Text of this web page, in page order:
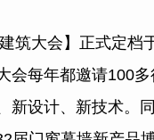
筑大会】正式定档
会每年都邀请100
新设计、新技术。